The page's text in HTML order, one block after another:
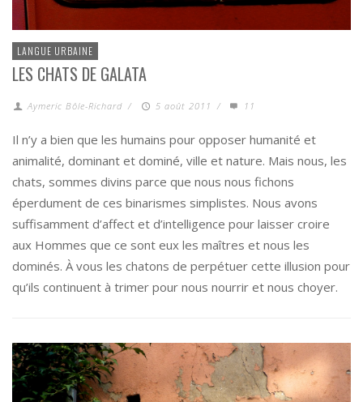
LANGUE URBAINE
LES CHATS DE GALATA
Aymeric Bôle-Richard / 5 août 2011 / 11
Il n’y a bien que les humains pour opposer humanité et
animalité, dominant et dominé, ville et nature. Mais nous, les
chats, sommes divins parce que nous nous fichons
éperdument de ces binarismes simplistes. Nous avons
suffisamment d’affect et d’intelligence pour laisser croire
aux Hommes que ce sont eux les maîtres et nous les
dominés. À vous les chatons de perpétuer cette illusion pour
qu’ils continuent à trimer pour nous nourrir et nous choyer.